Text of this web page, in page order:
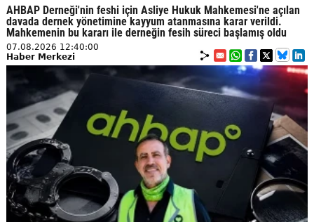
AHBAP Derneği'nin feshi için Asliye Hukuk Mahkemesi'ne açılan
davada dernek yönetimine kayyum atanmasına karar verildi.
Mahkemenin bu kararı ile derneğin fesih süreci başlamış oldu
07.08.2026 12:40:00
Haber Merkezi